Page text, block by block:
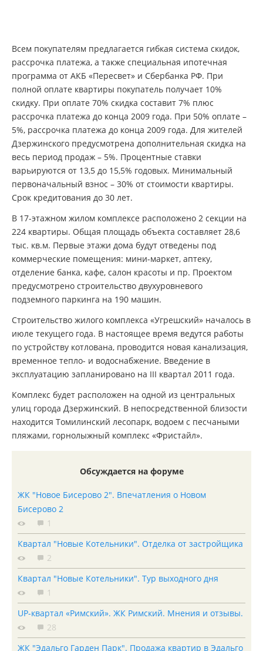
Всем покупателям предлагается гибкая система скидок,
рассрочка платежа, а также специальная ипотечная
программа от АКБ «Пересвет» и Сбербанка РФ. При
полной оплате квартиры покупатель получает 10%
скидку. При оплате 70% скидка составит 7% плюс
рассрочка платежа до конца 2009 года. При 50% оплате –
5%, рассрочка платежа до конца 2009 года. Для жителей
Дзержинского предусмотрена дополнительная скидка на
весь период продаж – 5%. Процентные ставки
варьируются от 13,5 до 15,5% годовых. Минимальный
первоначальный взнос – 30% от стоимости квартиры.
Срок кредитования до 30 лет.
В 17-этажном жилом комплексе расположено 2 секции на
224 квартиры. Общая площадь объекта составляет 28,6
тыс. кв.м. Первые этажи дома будут отведены под
коммерческие помещения: мини-маркет, аптеку,
отделение банка, кафе, салон красоты и пр. Проектом
предусмотрено строительство двухуровневого
подземного паркинга на 190 машин.
Строительство жилого комплекса «Угрешский» началось в
июле текущего года. В настоящее время ведутся работы
по устройству котлована, проводится новая канализация,
временное тепло- и водоснабжение. Введение в
эксплуатацию запланировано на III квартал 2011 года.
Комплекс будет расположен на одной из центральных
улиц города Дзержинский. В непосредственной близости
находится Томилинский лесопарк, водоем с песчаными
пляжами, горнолыжный комплекс «Фристайл».
Обсуждается на форуме
ЖК "Новое Бисерово 2". Впечатления о Новом
Бисерово 2
1
Квартал "Новые Котельники". Отделка от застройщика
2
Квартал "Новые Котельники". Тур выходного дня
1
UP-квартал «Римский». ЖК Римский. Мнения и отзывы.
28
ЖК "Эдальго Гарден Парк". Продажа квартир в Эдальго